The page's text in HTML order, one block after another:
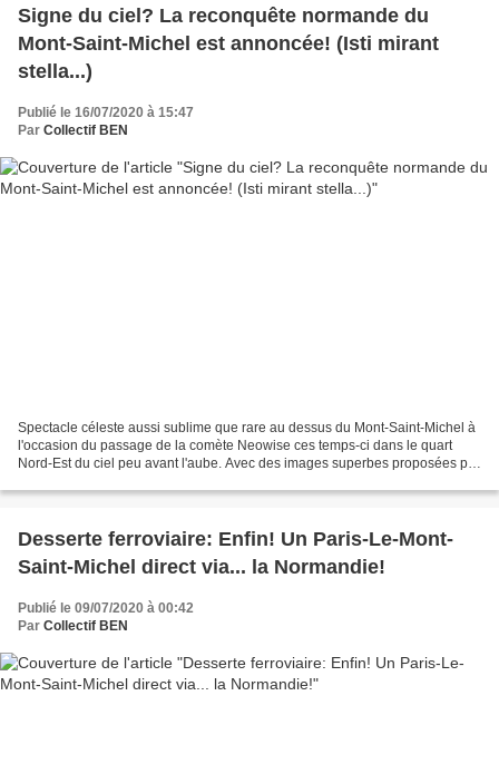
Signe du ciel? La reconquête normande du
Mont-Saint-Michel est annoncée! (Isti mirant
stella...)
Publié le 16/07/2020 à 15:47
Par Collectif BEN
Spectacle céleste aussi sublime que rare au dessus du Mont-Saint-Michel à
l'occasion du passage de la comète Neowise ces temps-ci dans le quart
Nord-Est du ciel peu avant l'aube. Avec des images superbes proposées par
Desserte ferroviaire: Enfin! Un Paris-Le-Mont-
Saint-Michel direct via... la Normandie!
Publié le 09/07/2020 à 00:42
Par Collectif BEN